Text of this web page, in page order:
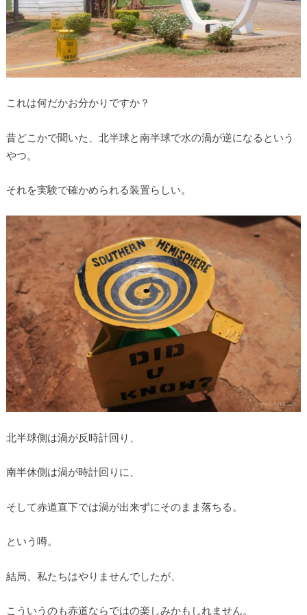
これは何だかお分かりですか？
昔どこかで聞いた、北半球と南半球で水の渦が逆になるという
やつ。
それを実験で確かめられる装置らしい。
北半球側は渦が反時計回り、
南半休側は渦が時計回りに、
そして赤道直下では渦が出来ずにそのまま落ちる。
という噂。
結局、私たちはやりませんでしたが、
こういうのも赤道ならではの楽しみかもしれません。